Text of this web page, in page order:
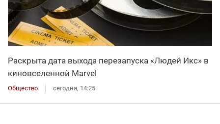
Раскрыта дата выхода перезапуска «Людей Икс» в
киновселенной Marvel
Общество сегодня, 14:25